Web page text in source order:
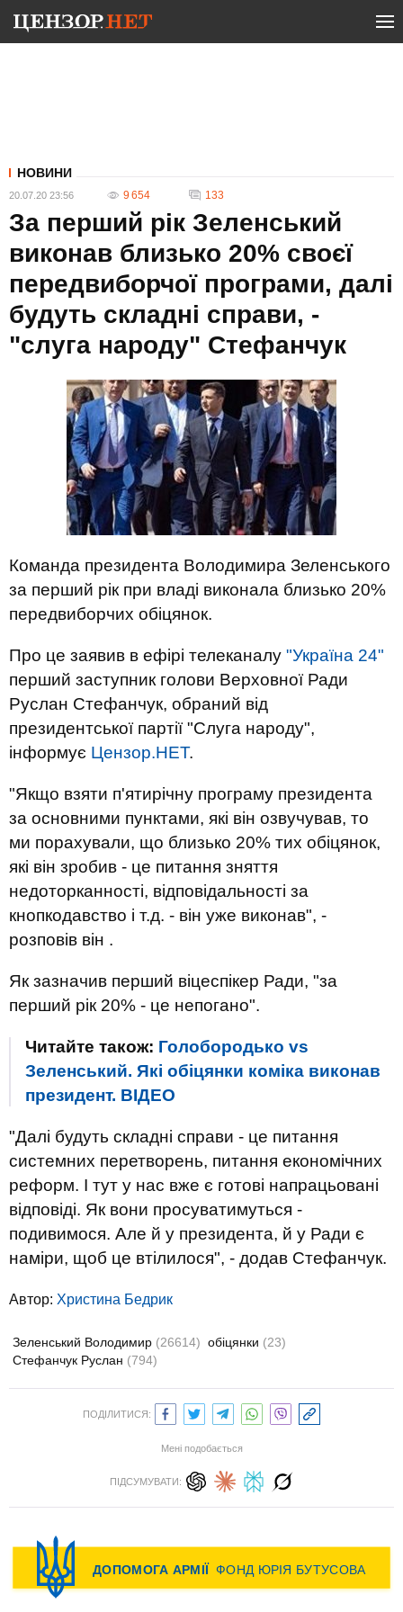
НОВИНИ
20.07.20 23:56 9 654 133
За перший рік Зеленський
виконав близько 20% своєї
передвиборчої програми, далі
будуть складні справи, -
"слуга народу" Стефанчук
Команда президента Володимира Зеленського
за перший рік при владі виконала близько 20%
передвиборчих обіцянок.
Про це заявив в ефірі телеканалу "Україна 24"
перший заступник голови Верховної Ради
Руслан Стефанчук, обраний від
президентської партії "Слуга народу",
інформує Цензор.НЕТ.
"Якщо взяти п'ятирічну програму президента
за основними пунктами, які він озвучував, то
ми порахували, що близько 20% тих обіцянок,
які він зробив - це питання зняття
недоторканності, відповідальності за
кнопкодавство і т.д. - він уже виконав", -
розповів він .
Як зазначив перший віцеспікер Ради, "за
перший рік 20% - це непогано".
Читайте також: Голобородько vs
Зеленський. Які обіцянки коміка виконав
президент. ВIДЕО
"Далі будуть складні справи - це питання
системних перетворень, питання економічних
реформ. І тут у нас вже є готові напрацьовані
відповіді. Як вони просуватимуться -
подивимося. Але й у президента, й у Ради є
наміри, щоб це втілилося", - додав Стефанчук.
Автор: Христина Бедрик
Зеленський Володимир (26614) обіцянки (23)
Стефанчук Руслан (794)
ПОДІЛИТИСЯ:
Мені подобається
ПІДСУМУВАТИ: